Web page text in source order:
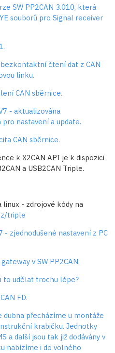
SW PP2CAN 3.010, která
souborů pro Signal receiver
bezkontaktní čtení dat z CAN
linku.
CAN sběrnice.
- aktualizována
nastavení a update.
CAN sběrnice.
k X2CAN API je k dispozici
a USB2CAN Triple.
linux - zdrojové kódy na
triple
- zjednodušené nastavení z PC
v SW PP2CAN.
to udělat trochu lépe?
FD.
dubna přecházíme u montáže
krabičku. Jednotky
a další jsou tak již dodávány v
nabízíme i do volného